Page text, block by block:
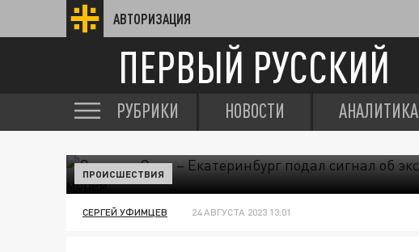
АВТОРИЗАЦИЯ
ПЕРВЫЙ РУССКИЙ
РУБРИКИ НОВОСТИ АНАЛИТИКА
ПРОИСШЕСТВИЯ
СЕРГЕЙ УФИМЦЕВ 24 АВГУСТА 2023 13:01